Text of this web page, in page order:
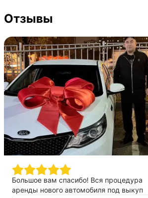
Отзывы
Большое вам спасибо! Вся процедура
аренды нового автомобиля под выкуп